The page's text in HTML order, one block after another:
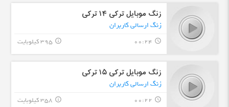
زنگ موبایل ترکی ۱۴ ترکی
زنگ ارسالی کاربران
query_builder
00:24 395 کیلوبایت info_outline
زنگ موبایل ترکی ۱۵ ترکی
زنگ ارسالی کاربران
query_builder
00:22 358 کیلوبایت info_outline